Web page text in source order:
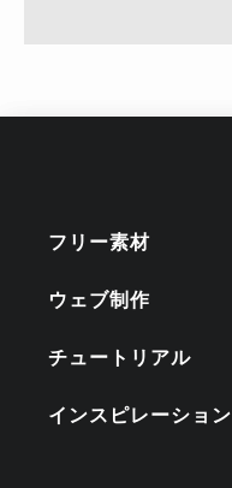
フリー素材
ウェブ制作
チュートリアル
インスピレーション